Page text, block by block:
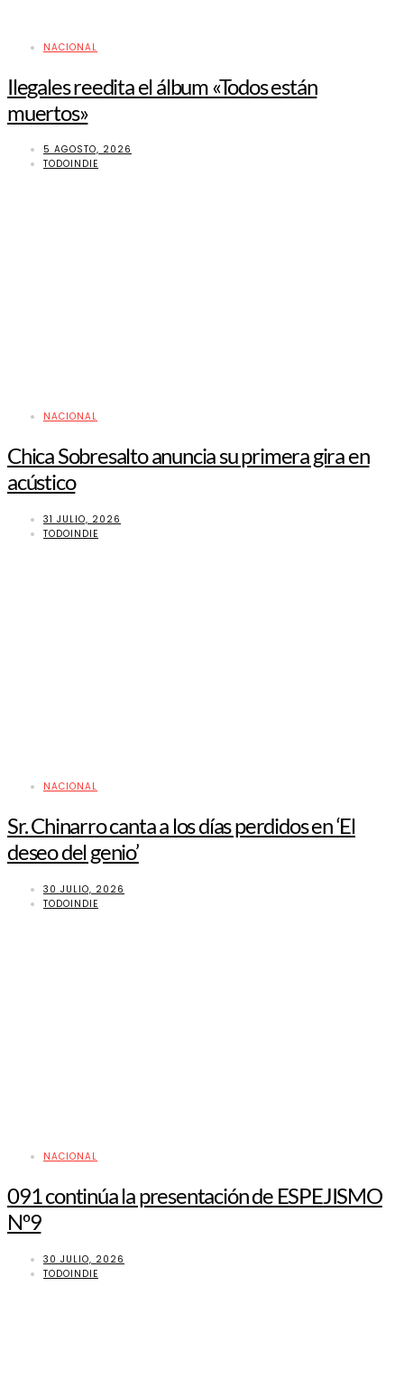
NACIONAL
Ilegales reedita el álbum «Todos están
muertos»
5 AGOSTO, 2026
TODOINDIE
NACIONAL
Chica Sobresalto anuncia su primera gira en
acústico
31 JULIO, 2026
TODOINDIE
NACIONAL
Sr. Chinarro canta a los días perdidos en ‘El
deseo del genio’
30 JULIO, 2026
TODOINDIE
NACIONAL
091 continúa la presentación de ESPEJISMO
Nº9
30 JULIO, 2026
TODOINDIE